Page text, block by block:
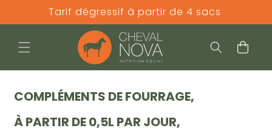
passer au contenu
Tarif dégressif à partir de 4 sacs
Panier
COMPLÉMENTS DE FOURRAGE,
À PARTIR DE 0,5L PAR JOUR,